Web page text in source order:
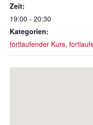
Zeit:
19:00 - 20:30
Kategorien:
fortlaufender Kurs,